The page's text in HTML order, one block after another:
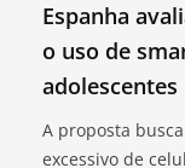
Espanha
o uso de
adolescentes
A proposta
excessivo de